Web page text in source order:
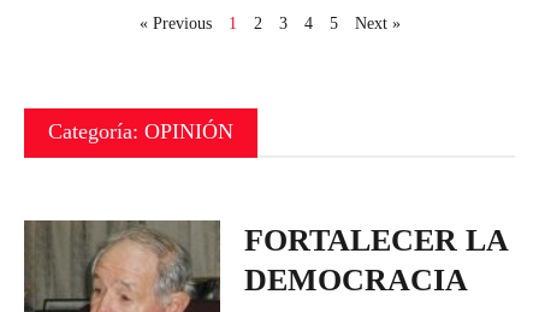
« Previous 1 2 3 4 5 Next »
Categoría: OPINIÓN
FORTALECER LA
DEMOCRACIA